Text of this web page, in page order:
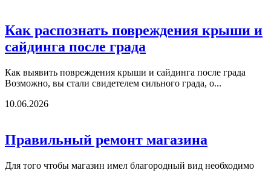
Как распознать повреждения крыши и
сайдинга после града
Как выявить повреждения крыши и сайдинга после града
Возможно, вы стали свидетелем сильного града, о...
10.06.2026
Правильный ремонт магазина
Для того чтобы магазин имел благородный вид необходимо